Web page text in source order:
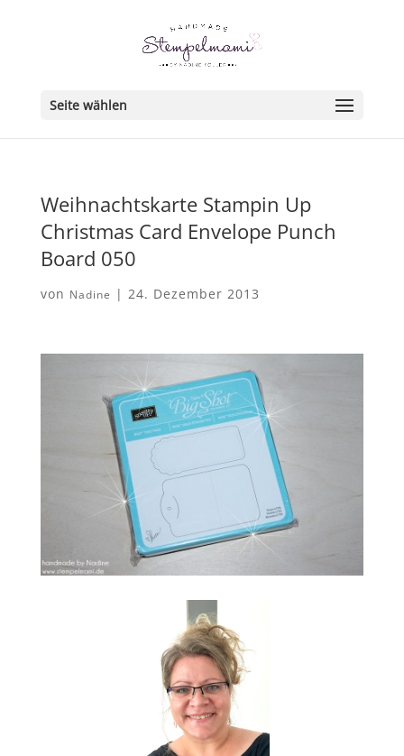
Seite wählen
Weihnachtskarte Stampin Up
Christmas Card Envelope Punch
Board 050
von Nadine | 24. Dezember 2013